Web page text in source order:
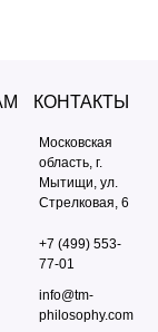
КОНТАКТЫ
Московская
область, г.
Мытищи, ул.
Стрелковая, 6
+7 (499) 553-
77-01
info@tm-
philosophy.com